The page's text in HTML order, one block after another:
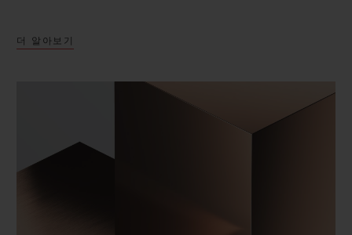
더 알아보기